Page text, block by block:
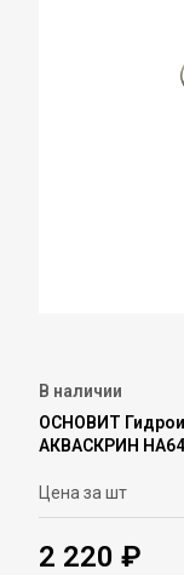
В наличии
ОСНОВИТ
АКВАСКРИН НА64
Цена за шт
2 220 ₽